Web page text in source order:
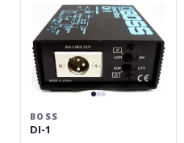
BOSS
DI-1